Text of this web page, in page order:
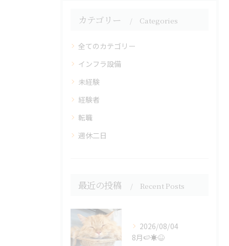
カテゴリー Categories
全てのカテゴリー
インフラ設備
未経験
経験者
転職
週休二日
最近の投稿 Recent Posts
2026/08/04
8月🍉☀️😆